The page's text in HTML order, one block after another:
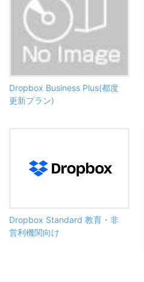
Dropbox Business Plus(都度
更新プラン)
Dropbox Standard 教育・非
営利機関向け